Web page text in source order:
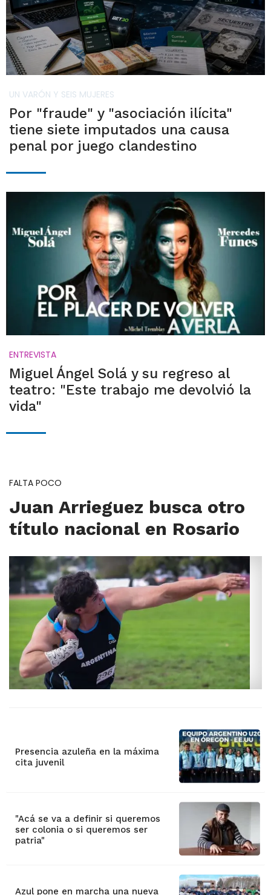
UN VARÓN Y SEIS MUJERES
Por "fraude" y "asociación ilícita"
tiene siete imputados una causa
penal por juego clandestino
ENTREVISTA
Miguel Ángel Solá y su regreso al
teatro: "Este trabajo me devolvió la
vida"
FALTA POCO
Juan Arrieguez busca otro
título nacional en Rosario
Presencia azuleña en la máxima
cita juvenil
"Acá se va a definir si queremos
ser colonia o si queremos ser
patria"
Azul pone en marcha una nueva